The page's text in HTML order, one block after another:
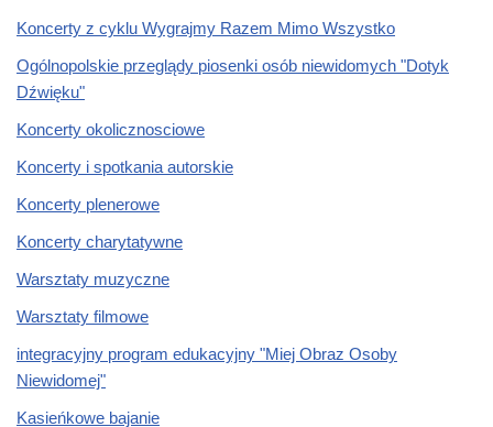
Koncerty z cyklu Wygrajmy Razem Mimo Wszystko
Ogólnopolskie przeglądy piosenki osób niewidomych "Dotyk
Dźwięku"
Koncerty okolicznosciowe
Koncerty i spotkania autorskie
Koncerty plenerowe
Koncerty charytatywne
Warsztaty muzyczne
Warsztaty filmowe
integracyjny program edukacyjny "Miej Obraz Osoby
Niewidomej"
Kasieńkowe bajanie